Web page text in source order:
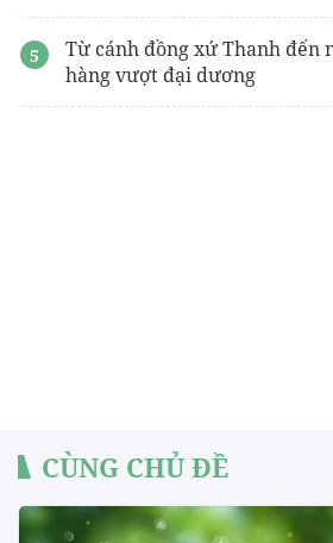
Từ cánh đồng xứ Thanh đến
hàng vượt đại dương
CÙNG CHỦ ĐỀ